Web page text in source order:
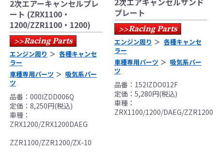
2次エアーキャンセルプレ
ート (ZRX1100・
1200/ZZR1100・1200)
>>Racing Parts
エンジン周り
各種キャンセ
ラー
車種専用パーツ
吸気系パー
ツ
品番：000IZDD006Q
定価：8,250円(税込)
車種：
ZRX1200/ZRX1200DAEG
ZZR1100/ZZR1200/ZX-10
プレート
>>Racing Parts
エンジン周り
各種キャンセ
ラー
車種専用パーツ
吸気系パー
ツ
品番：152IZDO012F
定価：5,280円(税込)
車種：
ZRX1100/1200/DAEG/ZZR1200
レースでの使用に際しては、主催者が発行す
る競技規則を確認の上、お客様ご自身の判断
により装着をお願い致します。
●取り付けについては専門の資格と知識・経験
を有した整備士が、指定のサービスマニュア
ル、指定の基準に基づいた取り付けを行って
ください。
なお、取付時、使用時、その他で起きた全て
の事故、故障に対し保険、保証等は一切無
く、商品の返品、クレーム等も受付できませ
んので、あらかじめご了承ください。
無く変更となる場合がありますので了承願い